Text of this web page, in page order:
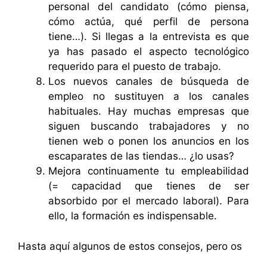
personal del candidato (cómo piensa,
cómo actúa, qué perfil de persona
tiene…). Si llegas a la entrevista es que
ya has pasado el aspecto tecnológico
requerido para el puesto de trabajo.
Los nuevos canales de búsqueda de
empleo no sustituyen a los canales
habituales. Hay muchas empresas que
siguen buscando trabajadores y no
tienen web o ponen los anuncios en los
escaparates de las tiendas… ¿lo usas?
Mejora continuamente tu empleabilidad
(= capacidad que tienes de ser
absorbido por el mercado laboral). Para
ello, la formación es indispensable.
Hasta aquí algunos de estos consejos, pero os